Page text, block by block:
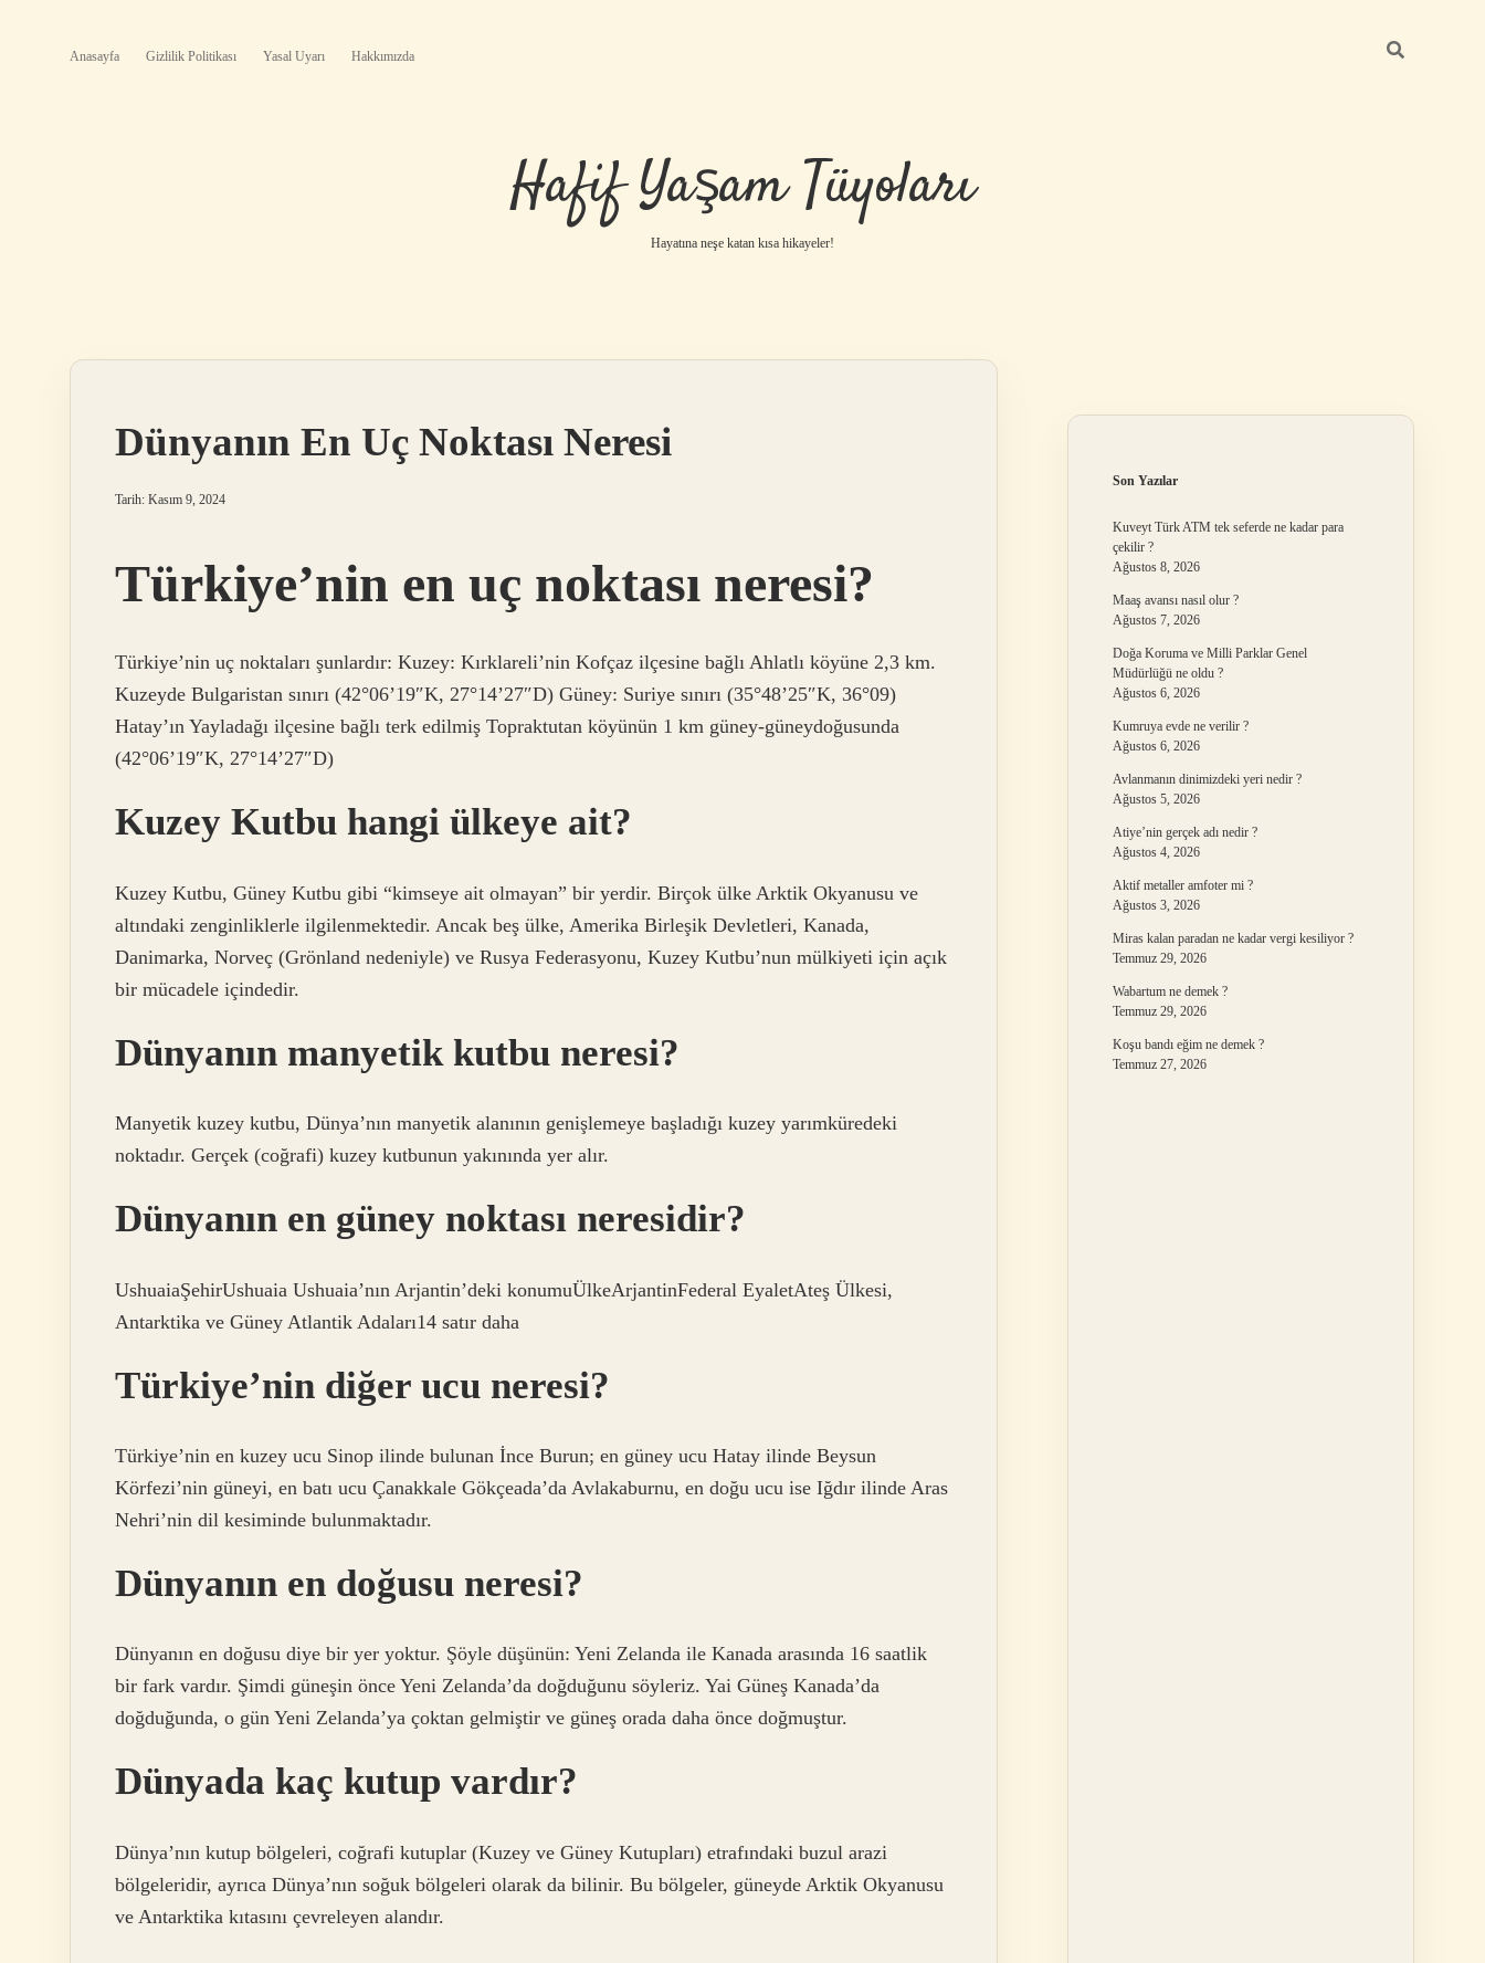
Anasayfa Gizlilik Politikası Yasal Uyarı Hakkımızda
Hafif Yaşam Tüyoları
Hayatına neşe katan kısa hikayeler!
Dünyanın En Uç Noktası Neresi
Tarih: Kasım 9, 2024
Türkiye’nin en uç noktası neresi?
Türkiye’nin uç noktaları şunlardır: Kuzey: Kırklareli’nin Kofçaz ilçesine bağlı Ahlatlı köyüne 2,3 km.
Kuzeyde Bulgaristan sınırı (42°06’19″K, 27°14’27″D) Güney: Suriye sınırı (35°48’25″K, 36°09)
Hatay’ın Yayladağı ilçesine bağlı terk edilmiş Topraktutan köyünün 1 km güney-güneydoğusunda
(42°06’19″K, 27°14’27″D)
Kuzey Kutbu hangi ülkeye ait?
Kuzey Kutbu, Güney Kutbu gibi “kimseye ait olmayan” bir yerdir. Birçok ülke Arktik Okyanusu ve
altındaki zenginliklerle ilgilenmektedir. Ancak beş ülke, Amerika Birleşik Devletleri, Kanada,
Danimarka, Norveç (Grönland nedeniyle) ve Rusya Federasyonu, Kuzey Kutbu’nun mülkiyeti için açık
bir mücadele içindedir.
Dünyanın manyetik kutbu neresi?
Manyetik kuzey kutbu, Dünya’nın manyetik alanının genişlemeye başladığı kuzey yarımküredeki
noktadır. Gerçek (coğrafi) kuzey kutbunun yakınında yer alır.
Dünyanın en güney noktası neresidir?
UshuaiaŞehirUshuaia Ushuaia’nın Arjantin’deki konumuÜlkeArjantinFederal EyaletAteş Ülkesi,
Antarktika ve Güney Atlantik Adaları14 satır daha
Türkiye’nin diğer ucu neresi?
Türkiye’nin en kuzey ucu Sinop ilinde bulunan İnce Burun; en güney ucu Hatay ilinde Beysun
Körfezi’nin güneyi, en batı ucu Çanakkale Gökçeada’da Avlakaburnu, en doğu ucu ise Iğdır ilinde Aras
Nehri’nin dil kesiminde bulunmaktadır.
Dünyanın en doğusu neresi?
Dünyanın en doğusu diye bir yer yoktur. Şöyle düşünün: Yeni Zelanda ile Kanada arasında 16 saatlik
bir fark vardır. Şimdi güneşin önce Yeni Zelanda’da doğduğunu söyleriz. Yai Güneş Kanada’da
doğduğunda, o gün Yeni Zelanda’ya çoktan gelmiştir ve güneş orada daha önce doğmuştur.
Dünyada kaç kutup vardır?
Dünya’nın kutup bölgeleri, coğrafi kutuplar (Kuzey ve Güney Kutupları) etrafındaki buzul arazi
bölgeleridir, ayrıca Dünya’nın soğuk bölgeleri olarak da bilinir. Bu bölgeler, güneyde Arktik Okyanusu
ve Antarktika kıtasını çevreleyen alandır.
Son Yazılar
Kuveyt Türk ATM tek seferde ne kadar para
çekilir ?
Ağustos 8, 2026
Maaş avansı nasıl olur ?
Ağustos 7, 2026
Doğa Koruma ve Milli Parklar Genel
Müdürlüğü ne oldu ?
Ağustos 6, 2026
Kumruya evde ne verilir ?
Ağustos 6, 2026
Avlanmanın dinimizdeki yeri nedir ?
Ağustos 5, 2026
Atiye’nin gerçek adı nedir ?
Ağustos 4, 2026
Aktif metaller amfoter mi ?
Ağustos 3, 2026
Miras kalan paradan ne kadar vergi kesiliyor ?
Temmuz 29, 2026
Wabartum ne demek ?
Temmuz 29, 2026
Koşu bandı eğim ne demek ?
Temmuz 27, 2026